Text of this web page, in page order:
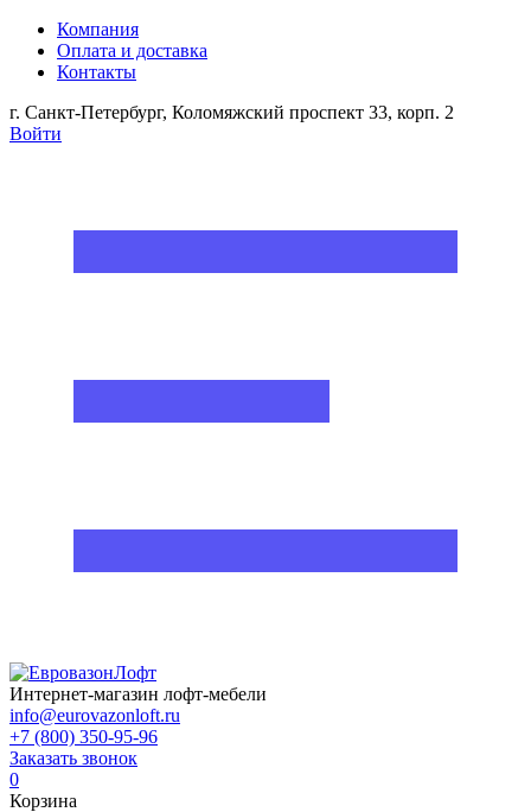
Компания
Оплата и доставка
Контакты
г. Санкт-Петербург, Коломяжский проспект 33, корп. 2
Войти
Интернет-магазин лофт-мебели
info@eurovazonloft.ru
+7 (800) 350-95-96
Заказать звонок
0
Корзина